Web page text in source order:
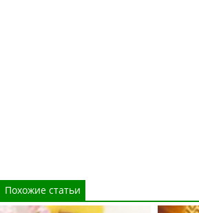
Похожие статьи